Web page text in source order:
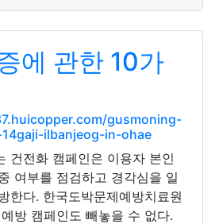
에 관한 10가
gusmoning-
ilbanjeog-in-ohae
건전화 캠페인은 이용자 본인
여부를 점검하고 경각심을 일
한다. 한국도박문제예방치료원
방 캠페인도 빼놓을 수 없다.